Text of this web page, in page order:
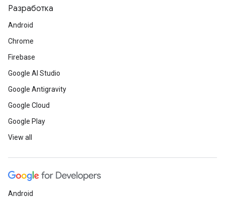
Разработка
Android
Chrome
Firebase
Google AI Studio
Google Antigravity
Google Cloud
Google Play
View all
Android